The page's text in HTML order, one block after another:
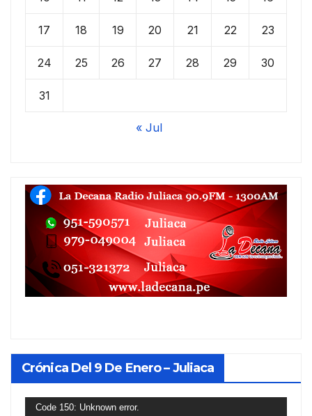
17 18 19 20 21 22 23
24 25 26 27 28 29 30
31
« Jul
Crónica Del 9 De Enero – Juliaca
Reproductor
Code 150: Unknown error.